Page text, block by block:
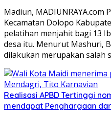
Madiun, MADIUNRAYA.com
Kecamatan Dolopo
pelatihan menjahit bagi 13
desa itu. Menurut Mashuri,
dilakukan merupakan salah
Realisasi APBD Tertinggi
mendapat Penghargaan